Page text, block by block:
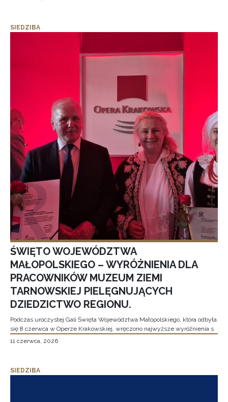
SIEDZIBA
ŚWIĘTO WOJEWÓDZTWA
MAŁOPOLSKIEGO – WYRÓŻNIENIA DLA
PRACOWNIKÓW MUZEUM ZIEMI
TARNOWSKIEJ PIELĘGNUJĄCYCH
DZIEDZICTWO REGIONU.
Podczas uroczystej Gali Święta Województwa Małopolskiego, która odbyła
się 8 czerwca w Operze Krakowskiej, wręczono najwyższe wyróżnienia s
11 czerwca, 2026
SIEDZIBA